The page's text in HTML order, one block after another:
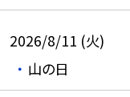
2026/8/11 (火)
山の日